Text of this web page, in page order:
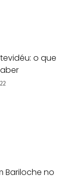
o que
Bariloche no